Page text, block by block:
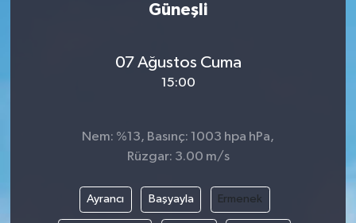
Güneşli
07 Ağustos Cuma
15:00
Nem: %13, Basınç: 1003 hpa hPa,
Rüzgar: 3.00 m/s
Ayrancı Başyayla Ermenek